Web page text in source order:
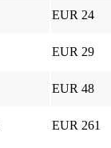
EUR 24
EUR 29
EUR 48
EUR 261